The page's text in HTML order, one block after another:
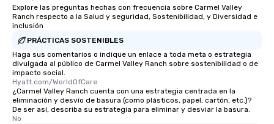
Explore las preguntas hechas con frecuencia sobre Carmel Valley
Ranch respecto a la Salud y seguridad, Sostenibilidad, y Diversidad e
inclusión
PRÁCTICAS SOSTENIBLES
Haga sus comentarios o indique un enlace a toda meta o estrategia
divulgada al público de Carmel Valley Ranch sobre sostenibilidad o de
impacto social.
Hyatt.com/WorldOfCare
¿Carmel Valley Ranch cuenta con una estrategia centrada en la
eliminación y desvío de basura (como plásticos, papel, cartón, etc.)?
De ser así, describa su estrategia para eliminar y desviar la basura.
No